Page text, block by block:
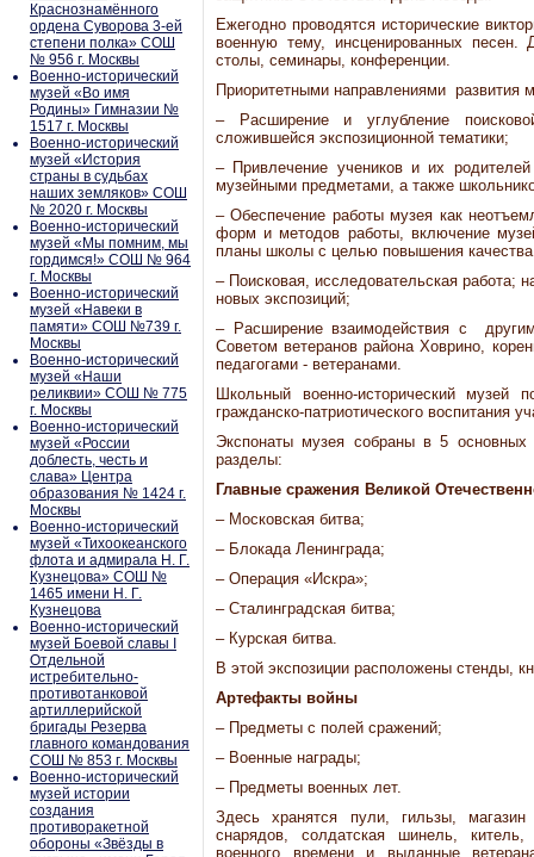
Краснознамённого
ордена Суворова 3-ей
степени полка» СОШ
№ 956 г. Москвы
Военно-исторический
музей «Во имя
Родины» Гимназии №
1517 г. Москвы
Военно-исторический
музей «История
страны в судьбах
наших земляков» СОШ
№ 2020 г. Москвы
Военно-исторический
музей «Мы помним, мы
гордимся!» СОШ № 964
г. Москвы
Военно-исторический
музей «Навеки в
памяти» СОШ №739 г.
Москвы
Военно-исторический
музей «Наши
реликвии» СОШ № 775
г. Москвы
Военно-исторический
музей «России
доблесть, честь и
слава» Центра
образования № 1424 г.
Москвы
Военно-исторический
музей «Тихоокеанского
флота и адмирала Н. Г.
Кузнецова» СОШ №
1465 имени Н. Г.
Кузнецова
Военно-исторический
музей Боевой славы I
Отдельной
истребительно-
противотанковой
артиллерийской
бригады Резерва
главного командования
СОШ № 853 г. Москвы
Военно-исторический
музей истории
создания
противоракетной
обороны «Звёзды в
Ежегодно проводятся исторические
военную тему, инсценированных песен.
столы, семинары, конференции.
Приоритетными направлениями развития
– Расширение и углубление
сложившейся экспозиционной тематики;
– Привлечение учеников и их
музейными предметами, а также
– Обеспечение работы музея как
форм и методов работы, включение
планы школы с целью повышения качества
– Поисковая, исследовательская работа;
новых экспозиций;
– Расширение взаимодействия с
Советом ветеранов района Ховрино,
педагогами - ветеранами.
Школьный военно-исторический музей
гражданско-патриотического
Экспонаты музея собраны в 5
разделы:
Главные сражения Великой
– Московская битва;
– Блокада Ленинграда;
– Операция «Искра»;
– Сталинградская битва;
– Курская битва.
В этой экспозиции расположены стенды,
Артефакты войны
– Предметы с полей сражений;
– Военные награды;
– Предметы военных лет.
Здесь хранятся пули, гильзы,
снарядов, солдатская шинель,
военного времени и выданные